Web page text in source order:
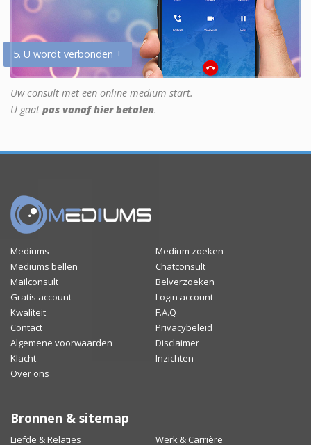
5. U wordt verbonden +
Uw consult met een online medium start.
U gaat pas vanaf hier betalen.
Mediums
Medium zoeken
Mediums bellen
Chatconsult
Mailconsult
Belverzoeken
Gratis account
Login account
Kwaliteit
F.A.Q
Contact
Privacybeleid
Algemene voorwaarden
Disclaimer
Klacht
Inzichten
Over ons
Bronnen & sitemap
Liefde & Relaties Werk & Carrière